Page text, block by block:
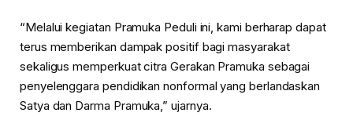
“Melalui kegiatan Pramuka Peduli ini, kami berharap dapat
terus memberikan dampak positif bagi masyarakat
sekaligus memperkuat citra Gerakan Pramuka sebagai
penyelenggara pendidikan nonformal yang berlandaskan
Satya dan Darma Pramuka,” ujarnya.